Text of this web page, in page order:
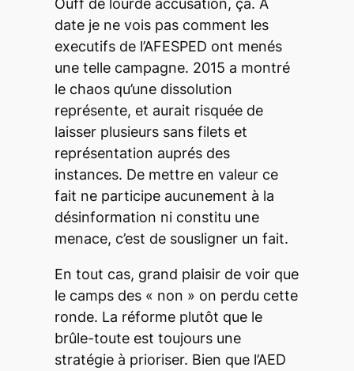
Ouff de lourde accusation, ça. À
date je ne vois pas comment les
executifs de l’AFESPED ont menés
une telle campagne. 2015 a montré
le chaos qu’une dissolution
représente, et aurait risquée de
laisser plusieurs sans filets et
représentation auprés des
instances. De mettre en valeur ce
fait ne participe aucunement à la
désinformation ni constitu une
menace, c’est de sousligner un fait.
En tout cas, grand plaisir de voir que
le camps des « non » on perdu cette
ronde. La réforme plutôt que le
brûle-toute est toujours une
stratégie à prioriser. Bien que l’AED